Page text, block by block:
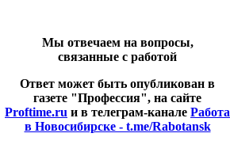
Мы отвечаем на вопросы,
связанные с работой
Ответ может быть опубликован в
газете "Профессия", на сайте
Proftime.ru и в телеграм-канале Работа
в Новосибирске - t.me/Rabotansk